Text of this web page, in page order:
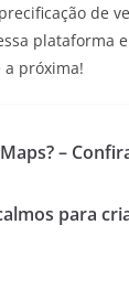
de
plataforma
a próxima!
–
para